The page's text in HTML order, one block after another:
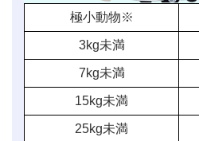
極小動物※
3kg未満
7kg未満
15kg未満
25kg未満